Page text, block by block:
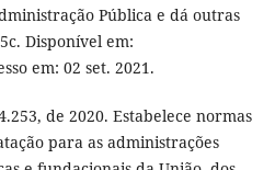
Pública e dá outras
Disponível em:
em: 02 set. 2021.
de 2020. Estabelece normas
para as administrações